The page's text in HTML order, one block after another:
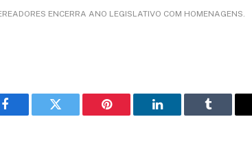
ENCERRA ANO LEGISLATIVO COM HOMENAGENS.
Facebook Twitter Pinterest LinkedIn Tumblr